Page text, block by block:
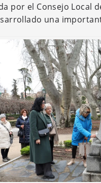
por el Consejo Local
una